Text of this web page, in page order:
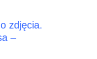
zdjęcia.
–